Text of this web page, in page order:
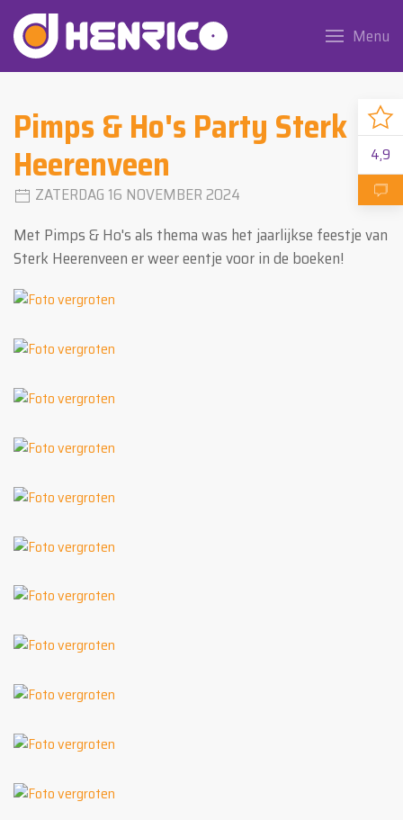
4,9
Menu
Pimps & Ho's Party Sterk
Heerenveen
ZATERDAG 16 NOVEMBER 2024
Met Pimps & Ho's als thema was het jaarlijkse feestje van
Sterk Heerenveen er weer eentje voor in de boeken!